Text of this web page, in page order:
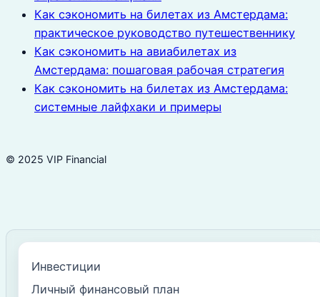
Как сэкономить на билетах из Амстердама:
практическое руководство путешественнику
Как сэкономить на авиабилетах из
Амстердама: пошаговая рабочая стратегия
Как сэкономить на билетах из Амстердама:
системные лайфхаки и примеры
© 2025 VIP Financial
Инвестиции
Личный финансовый план